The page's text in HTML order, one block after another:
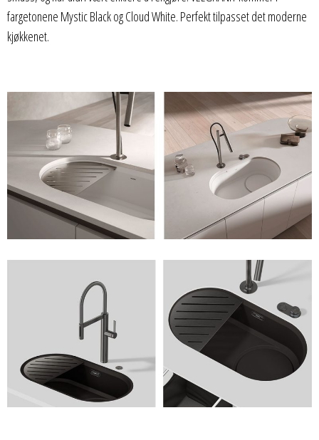
fargetonene Mystic Black og Cloud White. Perfekt tilpasset det moderne
kjøkkenet.